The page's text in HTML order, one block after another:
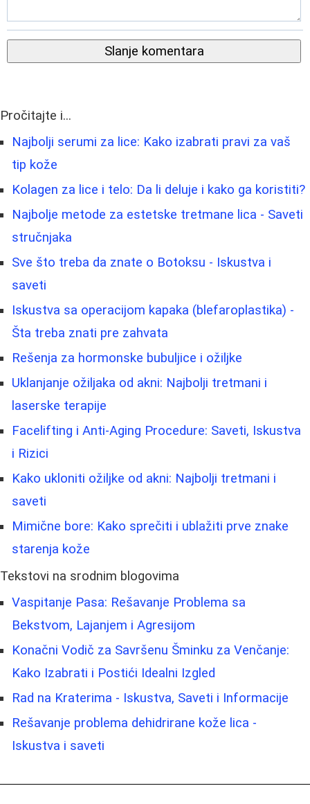
Slanje komentara
Pročitajte i...
Najbolji serumi za lice: Kako izabrati pravi za vaš
tip kože
Kolagen za lice i telo: Da li deluje i kako ga koristiti?
Najbolje metode za estetske tretmane lica - Saveti
stručnjaka
Sve što treba da znate o Botoksu - Iskustva i
saveti
Iskustva sa operacijom kapaka (blefaroplastika) -
Šta treba znati pre zahvata
Rešenja za hormonske bubuljice i ožiljke
Uklanjanje ožiljaka od akni: Najbolji tretmani i
laserske terapije
Facelifting i Anti-Aging Procedure: Saveti, Iskustva
i Rizici
Kako ukloniti ožiljke od akni: Najbolji tretmani i
saveti
Mimične bore: Kako sprečiti i ublažiti prve znake
starenja kože
Tekstovi na srodnim blogovima
Vaspitanje Pasa: Rešavanje Problema sa
Bekstvom, Lajanjem i Agresijom
Konačni Vodič za Savršenu Šminku za Venčanje:
Kako Izabrati i Postići Idealni Izgled
Rad na Kraterima - Iskustva, Saveti i Informacije
Rešavanje problema dehidrirane kože lica -
Iskustva i saveti